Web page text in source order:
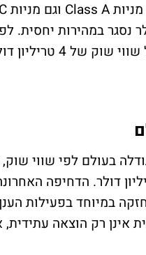
דולר, ב־12 בינואר.
בעולם לפי שווי
נסחרת לפי שווי של כ־4.3 טריליון
במיוחד בפעילות
אינן רק הוצאה